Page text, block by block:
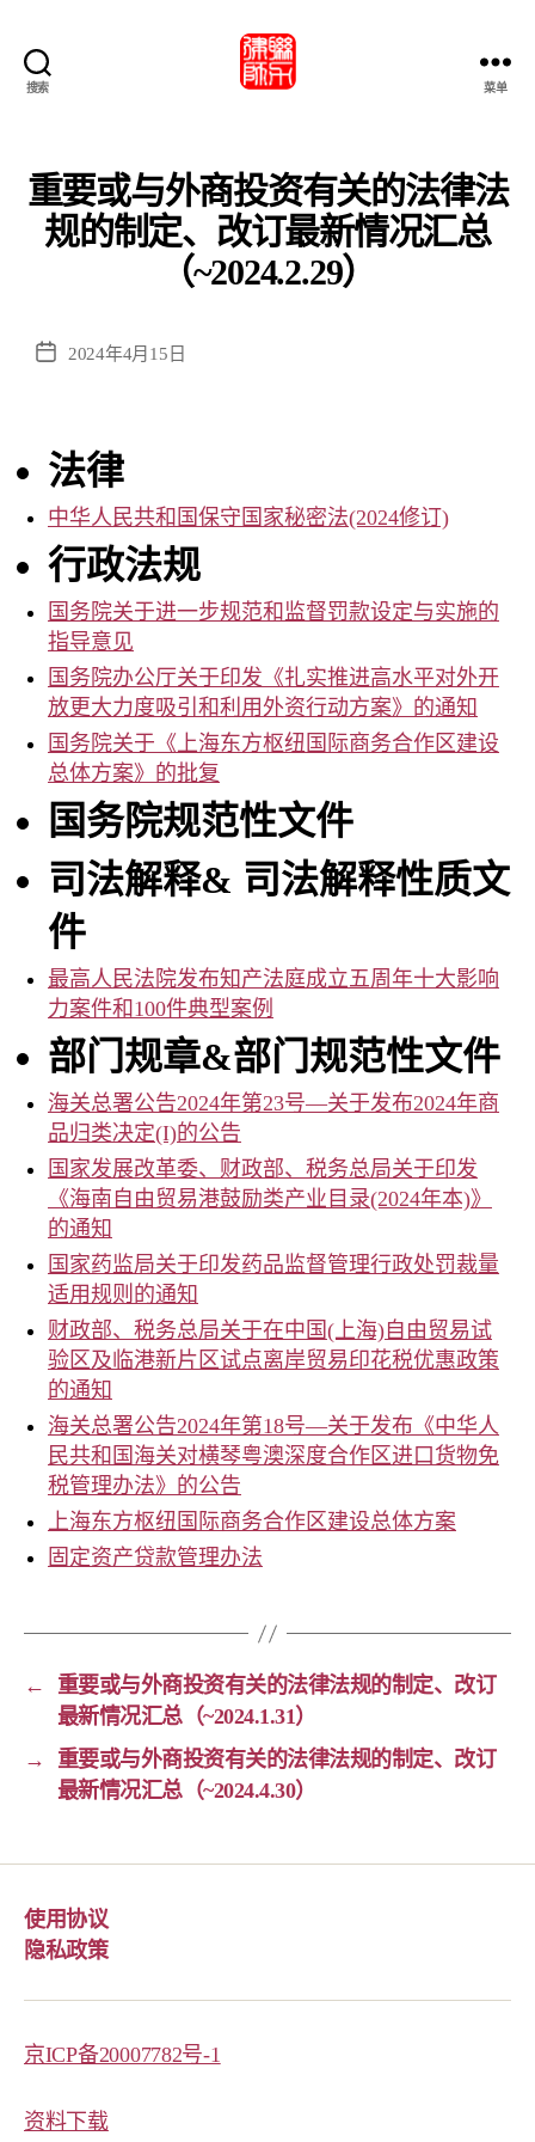
搜索
联
力
律
師
事
师
所
菜单
重要或与外商投资有关的法律法
规的制定、改订最新情况汇总
（~2024.2.29）
发
2024年4月15日
法律
中华人民共和国保守国家秘密法(2024修订)
行政法规
国务院关于进一步规范和监督罚款设定与实施的
指导意见
国务院办公厅关于印发《扎实推进高水平对外开
放更大力度吸引和利用外资行动方案》的通知
国务院关于《上海东方枢纽国际商务合作区建设
总体方案》的批复
国务院规范性文件
司法解释& 司法解释性质文
件
最高人民法院发布知产法庭成立五周年十大影响
力案件和100件典型案例
部门规章&部门规范性文件
海关总署公告2024年第23号—关于发布2024年商
品归类决定(I)的公告
国家发展改革委、财政部、税务总局关于印发
《海南自由贸易港鼓励类产业目录(2024年本)》
的通知
国家药监局关于印发药品监督管理行政处罚裁量
适用规则的通知
财政部、税务总局关于在中国(上海)自由贸易试
验区及临港新片区试点离岸贸易印花税优惠政策
的通知
海关总署公告2024年第18号—关于发布《中华人
民共和国海关对横琴粤澳深度合作区进口货物免
税管理办法》的公告
上海东方枢纽国际商务合作区建设总体方案
固定资产贷款管理办法
←
重要或与外商投资有关的法律法规的制定、改订
最新情况汇总（~2024.1.31）
→
重要或与外商投资有关的法律法规的制定、改订
最新情况汇总（~2024.4.30）
使用协议
隐私政策
京ICP备20007782号-1
资料下载